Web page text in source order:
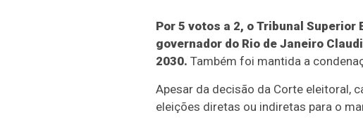
Por 5 votos a 2, o Tribunal
governador do Rio de Janeiro
2030. Também foi mantida a
Apesar da decisão da Corte eleitoral,
eleições diretas ou indiretas para o